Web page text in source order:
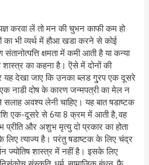
यज्ञ करवा लें तो मन की चुभन काफी कम हो
का भी व्यर्थ में हौआ खडा करने से कोई
क्षमता में कमी आती है या कन्या
शास्त्र का कहना है। ऎसे में दोनों की
यह देखा जाए कि उनका ब्लड गु्रप एक दूसरे
नाडी दोष के कारण जन्मपत्री का मेल न
अवश्य लेनी चाहिए। यह बात षडाष्टक
एक-दूसरे से 6या 8 क्रम में आती है, वह
प्रीति और अशुभ मृत्यु दो प्रकार का होता
लिए त्याज्य है। परंतु षडाष्टक के लिए चंद्र
ज्योतिष शास्त्र में नहीं है। इसके लिए